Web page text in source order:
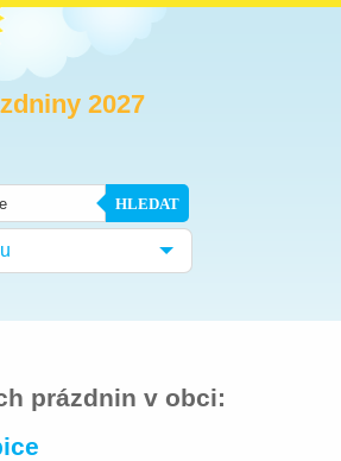
2027
HLEDAT
prázdnin v obci: